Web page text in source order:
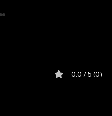
0.0 / 5 (0)